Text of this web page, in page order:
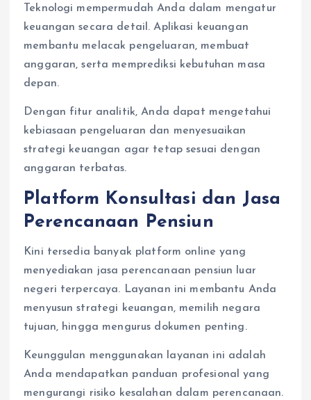
Teknologi mempermudah Anda dalam mengatur
keuangan secara detail. Aplikasi keuangan
membantu melacak pengeluaran, membuat
anggaran, serta memprediksi kebutuhan masa
depan.
Dengan fitur analitik, Anda dapat mengetahui
kebiasaan pengeluaran dan menyesuaikan
strategi keuangan agar tetap sesuai dengan
anggaran terbatas.
Platform Konsultasi dan Jasa
Perencanaan Pensiun
Kini tersedia banyak platform online yang
menyediakan jasa perencanaan pensiun luar
negeri terpercaya. Layanan ini membantu Anda
menyusun strategi keuangan, memilih negara
tujuan, hingga mengurus dokumen penting.
Keunggulan menggunakan layanan ini adalah
Anda mendapatkan panduan profesional yang
mengurangi risiko kesalahan dalam perencanaan.